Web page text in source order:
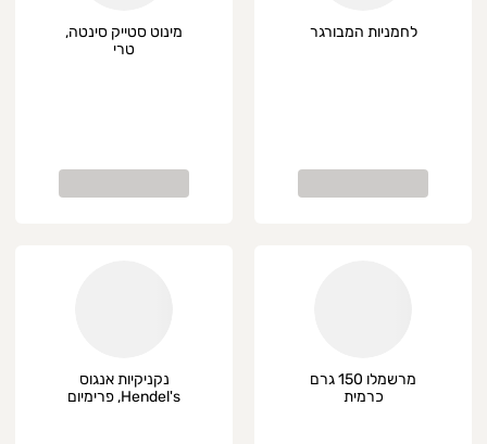
לחמניות המבורגר
מינוט סטייק סינטה,
טרי
מרשמלו 150 גרם
כרמית
נקניקיות אנגוס
Hendel's, פרימיום